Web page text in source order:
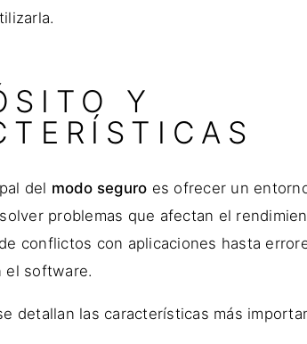
Y
del modo seguro es ofrecer un
problemas que afectan el
conflictos con aplicaciones hasta
el software.
detallan las características más